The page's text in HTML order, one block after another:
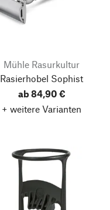
Mühle Rasurkultur
Rasierhobel Sophist
ab 84,90 €
+ weitere Varianten